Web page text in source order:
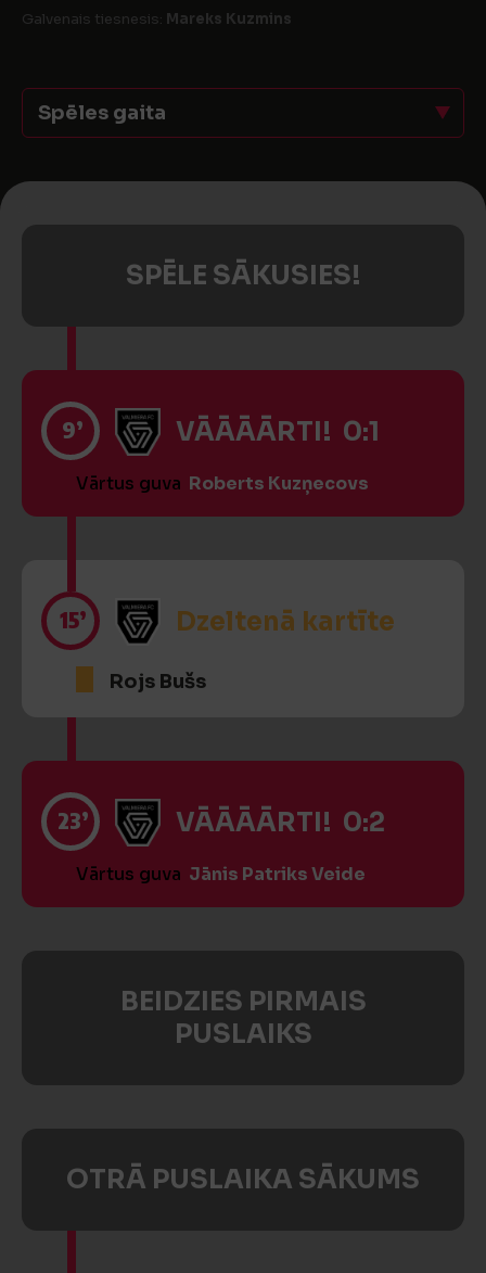
Galvenais tiesnesis: Mareks Kuzmins
Spēles gaita
SPĒLE SĀKUSIES!
9’ VĀĀĀĀRTI! 0:1
Vārtus guva Roberts Kuzņecovs
15’ Dzeltenā kartīte
Rojs Bušs
23’ VĀĀĀĀRTI! 0:2
Vārtus guva Jānis Patriks Veide
BEIDZIES PIRMAIS
PUSLAIKS
OTRĀ PUSLAIKA SĀKUMS